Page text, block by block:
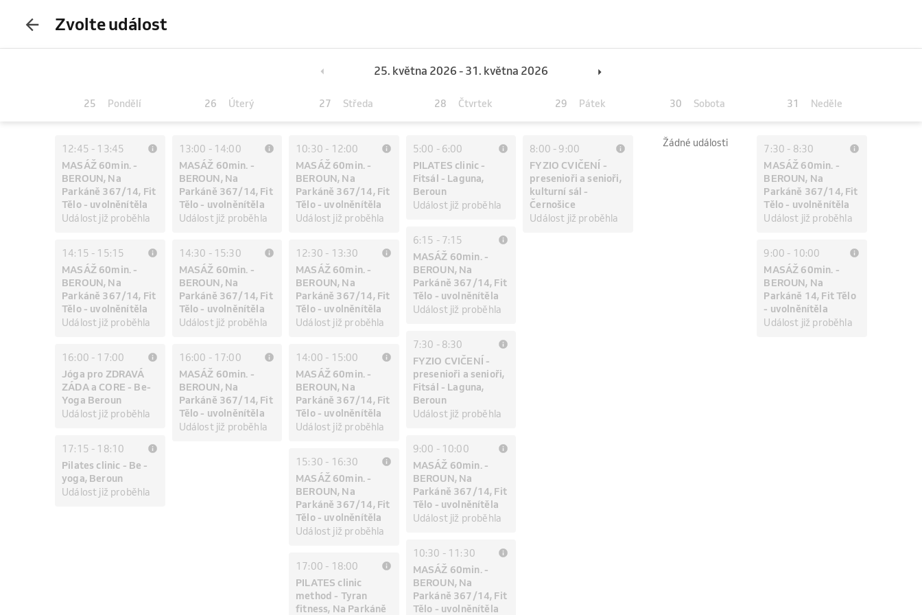
Zvolte událost
25. května 2026 - 31. května 2026
25 Pondělí 26 Úterý 27 Středa 28 Čtvrtek 29 Pátek 30 Sobota 31 Neděle
12:45 - 13:45
MASÁŽ 60min. -
BEROUN, Na
Parkáně 367/14, Fit
Tělo - uvolněnítěla
Událost již proběhla
14:15 - 15:15
MASÁŽ 60min. -
BEROUN, Na
Parkáně 367/14, Fit
Tělo - uvolněnítěla
Událost již proběhla
16:00 - 17:00
Jóga pro ZDRAVÁ
ZÁDA a CORE - Be-
Yoga Beroun
Událost již proběhla
17:15 - 18:10
Pilates clinic - Be -
yoga, Beroun
Událost již proběhla
13:00 - 14:00
MASÁŽ 60min. -
BEROUN, Na
Parkáně 367/14, Fit
Tělo - uvolněnítěla
Událost již proběhla
14:30 - 15:30
MASÁŽ 60min. -
BEROUN, Na
Parkáně 367/14, Fit
Tělo - uvolněnítěla
Událost již proběhla
16:00 - 17:00
MASÁŽ 60min. -
BEROUN, Na
Parkáně 367/14, Fit
Tělo - uvolněnítěla
Událost již proběhla
10:30 - 12:00
MASÁŽ 60min. -
BEROUN, Na
Parkáně 367/14, Fit
Tělo - uvolněnítěla
Událost již proběhla
12:30 - 13:30
MASÁŽ 60min. -
BEROUN, Na
Parkáně 367/14, Fit
Tělo - uvolněnítěla
Událost již proběhla
14:00 - 15:00
MASÁŽ 60min. -
BEROUN, Na
Parkáně 367/14, Fit
Tělo - uvolněnítěla
Událost již proběhla
15:30 - 16:30
MASÁŽ 60min. -
BEROUN, Na
Parkáně 367/14, Fit
Tělo - uvolněnítěla
Událost již proběhla
17:00 - 18:00
PILATES clinic
method - Tyran
fitness, Na Parkáně
5:00 - 6:00
PILATES clinic -
Fitsál - Laguna,
Beroun
Událost již proběhla
6:15 - 7:15
MASÁŽ 60min. -
BEROUN, Na
Parkáně 367/14, Fit
Tělo - uvolněnítěla
Událost již proběhla
7:30 - 8:30
FYZIO CVIČENÍ -
presenioři a senioři,
Fitsál - Laguna,
Beroun
Událost již proběhla
9:00 - 10:00
MASÁŽ 60min. -
BEROUN, Na
Parkáně 367/14, Fit
Tělo - uvolněnítěla
Událost již proběhla
10:30 - 11:30
MASÁŽ 60min. -
BEROUN, Na
Parkáně 367/14, Fit
Tělo - uvolněnítěla
8:00 - 9:00
FYZIO CVIČENÍ -
presenioři a senioři,
kulturní sál -
Černošice
Událost již proběhla
Žádné události 7:30 - 8:30
MASÁŽ 60min. -
BEROUN, Na
Parkáně 367/14, Fit
Tělo - uvolněnítěla
Událost již proběhla
9:00 - 10:00
MASÁŽ 60min. -
BEROUN, Na
Parkáně 14, Fit Tělo
- uvolněnítěla
Událost již proběhla